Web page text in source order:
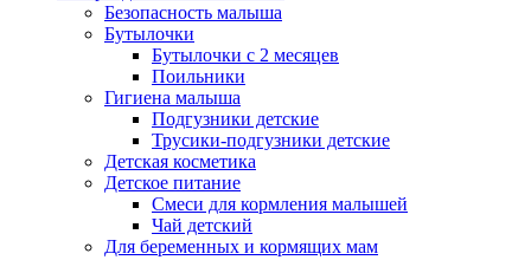
Безопасность малыша
Бутылочки
Бутылочки с 2 месяцев
Поильники
Гигиена малыша
Подгузники детские
Трусики-подгузники детские
Детская косметика
Детское питание
Смеси для кормления малышей
Чай детский
Для беременных и кормящих мам